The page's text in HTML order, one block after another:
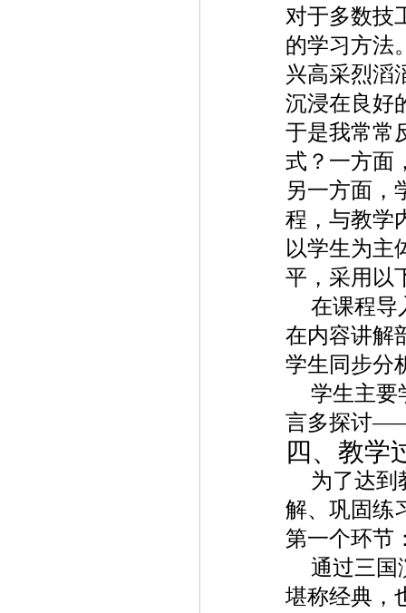
对于多数技
的学习方法
兴高采烈滔
沉浸在良好
于是我常常
式？一方面
另一方面，
程，与教学
以学生为主
平，采用以
在课程导
在内容讲解
学生同步分
学生主要
言多探讨
四、教学
为了达到
解、巩固练
第一个环节
通过三国
堪称经典，